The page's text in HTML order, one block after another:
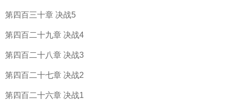
第四百三十章 决战5
第四百二十九章 决战4
第四百二十八章 决战3
第四百二十七章 决战2
第四百二十六章 决战1